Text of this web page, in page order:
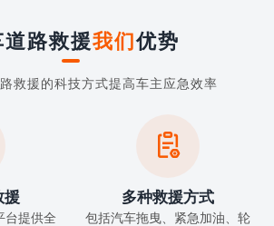
路救援我们优势
救援的科技方式提高车主应急效率
援
台提供全

多种救援方式
包括汽车拖曳、紧急加油、轮